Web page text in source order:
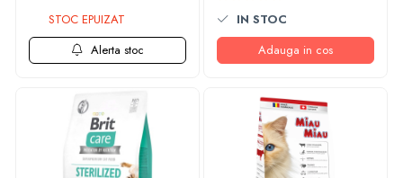
STOC EPUIZAT
Alerta stoc
IN STOC
Adauga in cos